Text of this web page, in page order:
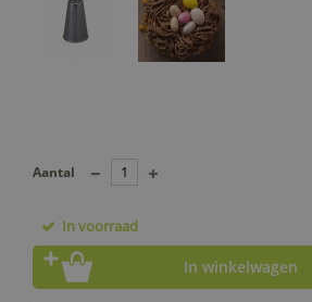
Aantal
In voorraad
In winkelwagen